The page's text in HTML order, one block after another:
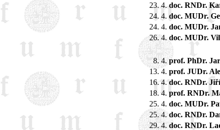
23. 4. doc. RNDr.
24. 4. doc. MUDr.
24. 4. doc. MUDr.
26. 4. doc. MUDr.
8. 4. prof. PhDr.
13. 4. prof. JUDr.
16. 4. doc. RNDr.
18. 4. prof. RNDr.
25. 4. doc. MUDr.
25. 4. doc. RNDr.
29. 4. doc. RNDr.